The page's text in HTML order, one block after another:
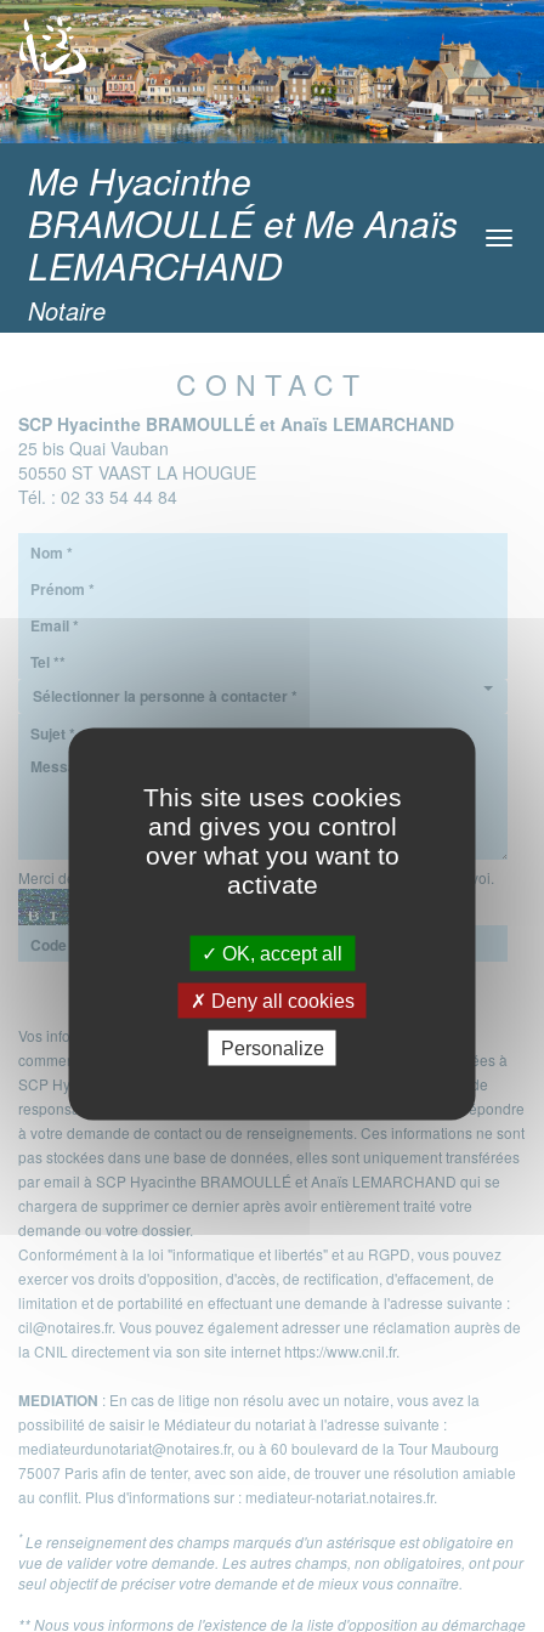
Me Hyacinthe
BRAMOULLÉ et Me Anaïs
LEMARCHAND
Notaire
CONTACT
SCP Hyacinthe BRAMOULLÉ et Anaïs LEMARCHAND
25 bis Quai Vauban
50550 ST VAAST LA HOUGUE
Tél. : 02 33 54 44 84
Sélectionner la personne à contacter *
Merci de recopier les chiffres et les lettres suivants pour contrôler l'envoi.
Vos informations personnelles (nom, prénom, email, téléphone,
commentaire) sont collectées avec votre consentement et sont destinées à
SCP Hyacinthe BRAMOULLÉ et Anaïs LEMARCHAND en sa qualité de
responsable du traitement. Ces informations sont collectées afin de répondre
à votre demande de contact ou de renseignements. Ces informations ne sont
pas stockées dans une base de données, elles sont uniquement transférées
par email à SCP Hyacinthe BRAMOULLÉ et Anaïs LEMARCHAND qui se
chargera de supprimer ce dernier après avoir entièrement traité votre
demande ou votre dossier.
Conformément à la loi "informatique et libertés" et au RGPD, vous pouvez
exercer vos droits d'opposition, d'accès, de rectification, d'effacement, de
limitation et de portabilité en effectuant une demande à l'adresse suivante :
cil@notaires.fr. Vous pouvez également adresser une réclamation auprès de
la CNIL directement via son site internet https://www.cnil.fr.
MEDIATION : En cas de litige non résolu avec un notaire, vous avez la
possibilité de saisir le Médiateur du notariat à l'adresse suivante :
mediateurdunotariat@notaires.fr, ou à 60 boulevard de la Tour Maubourg
75007 Paris afin de tenter, avec son aide, de trouver une résolution amiable
au conflit. Plus d'informations sur : mediateur-notariat.notaires.fr.
*Le renseignement des champs marqués d'un astérisque est obligatoire en
vue de valider votre demande. Les autres champs, non obligatoires, ont pour
seul objectif de préciser votre demande et de mieux vous connaître.
** Nous vous informons de l'existence de la liste d'opposition au démarchage
This site uses cookies
and gives you control
over what you want to
activate
OK, accept all
Deny all cookies
Personalize